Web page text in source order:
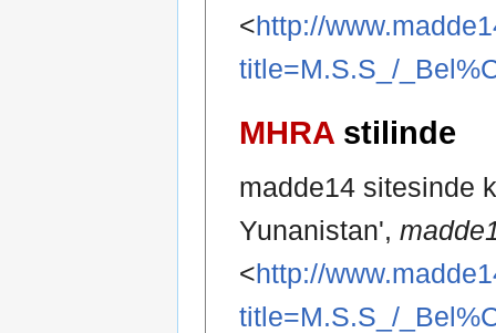
<http://
title=M.S.S_/
MHRA stilinde
madde14 sitesinde
Yunanistan',
<http://
title=M.S.S_/